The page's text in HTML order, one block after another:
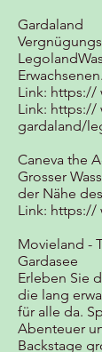
Gardaland
Link: https://
Link: https://
gardaland/
Caneva the
Grosser
der Nähe
Link: https://
Movieland -
Gardasee
Erleben Sie
die lang
für alle da.
Abenteuer
Backstage